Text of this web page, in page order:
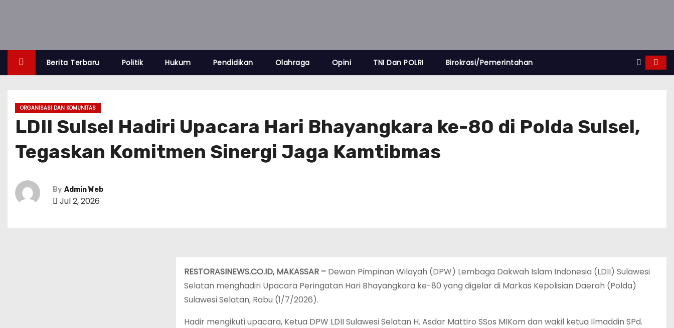
p
o
Berita Terbaru Politik Hukum Pendidikan Olahraga Opini TNI Dan POLRI Birokrasi/Pemerintahan
ORGANISASI DAN KOMUNITAS
LDII Sulsel Hadiri Upacara Hari Bhayangkara ke-80 di Polda Sulsel,
Tegaskan Komitmen Sinergi Jaga Kamtibmas
By Admin Web
Jul 2, 2026
RESTORASINEWS.CO.ID, MAKASSAR – Dewan Pimpinan Wilayah (DPW) Lembaga Dakwah Islam Indonesia (LDII) Sulawesi
Selatan menghadiri Upacara Peringatan Hari Bhayangkara ke-80 yang digelar di Markas Kepolisian Daerah (Polda)
Sulawesi Selatan, Rabu (1/7/2026).
Hadir mengikuti upacara, Ketua DPW LDII Sulawesi Selatan H. Asdar Mattiro SSos MIKom dan wakil ketua Ilmaddin SPd.